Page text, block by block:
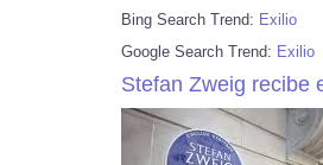
Bing Search Trend: Exilio
Google Search Trend: Exilio
Stefan Zweig recibe